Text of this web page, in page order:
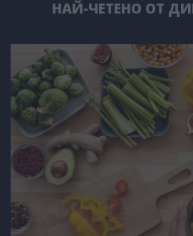
НАЙ-ЧЕТЕНО ОТ